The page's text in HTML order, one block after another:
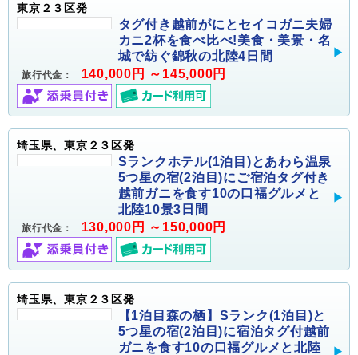
東京２３区発
タグ付き越前がにとセイコガニ夫婦
カニ2杯を食べ比べ!美食・美景・名
城で紡ぐ錦秋の北陸4日間
旅行代金： 140,000円 ～145,000円
埼玉県、東京２３区発
Sランクホテル(1泊目)とあわら温泉
5つ星の宿(2泊目)にご宿泊タグ付き
越前ガニを食す10の口福グルメと
北陸10景3日間
旅行代金： 130,000円 ～150,000円
埼玉県、東京２３区発
【1泊目森の栖】Sランク(1泊目)と
5つ星の宿(2泊目)に宿泊タグ付越前
ガニを食す10の口福グルメと北陸